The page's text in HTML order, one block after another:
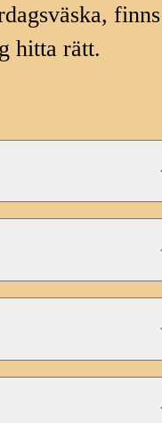
finns
hitta rätt.